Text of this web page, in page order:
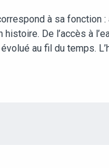
à sa fonction :
De l’accès à
au fil du temps.